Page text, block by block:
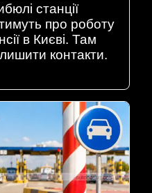
станції
про роботу
в Києві. Там
контакти.